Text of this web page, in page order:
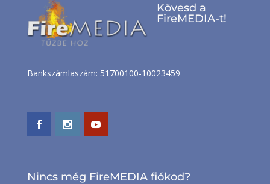
Bankszámlaszám: 51700100-10023459
Kövesd a
FireMEDIA-t!
Nincs még FireMEDIA fiókod?